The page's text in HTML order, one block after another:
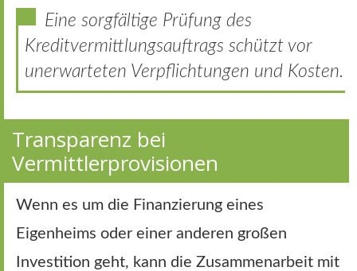
Eine sorgfältige Prüfung des
Kreditvermittlungsauftrags schützt vor
unerwarteten Verpflichtungen und Kosten.
Transparenz bei
Vermittlerprovisionen
Wenn es um die Finanzierung eines
Eigenheims oder einer anderen großen
Investition geht, kann die Zusammenarbeit mit